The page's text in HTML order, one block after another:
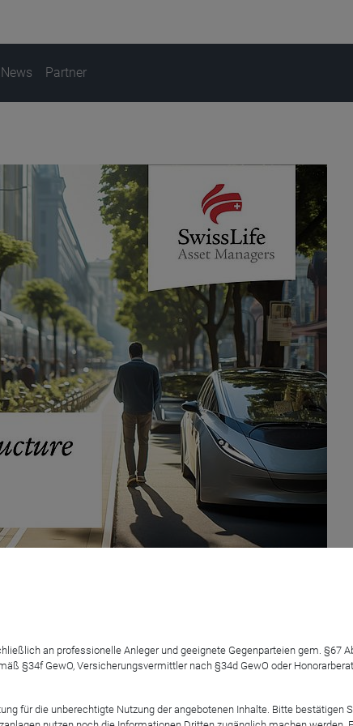
News Partner
// der Fonds in
an professionelle Anleger und geeignete Gegenparteien gem. §67
§34f GewO, Versicherungsvermittler nach §34d GewO oder
für die unberechtigte Nutzung der angebotenen Inhalte. Bitte